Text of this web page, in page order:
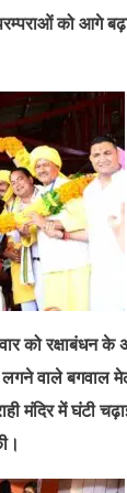
को आगे
को रक्षाबंधन
लगने वाले बगवाल
मंदिर में घंटी